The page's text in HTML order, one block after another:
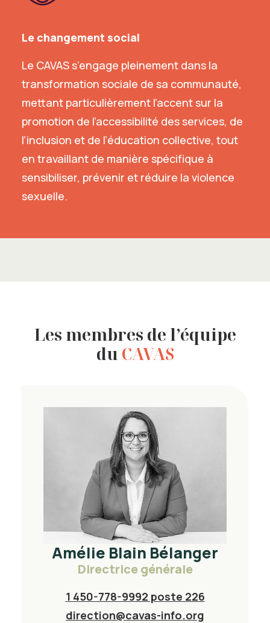
Le changement social
Le CAVAS s’engage pleinement dans la
transformation sociale de sa communauté,
mettant particulièrement l’accent sur la
promotion de l’accessibilité des services, de
l’inclusion et de l’éducation collective, tout
en travaillant de manière spécifique à
sensibiliser, prévenir et réduire la violence
sexuelle.
Les membres de l’équipe
du CAVAS
Amélie Blain Bélanger
Directrice générale
1 450-778-9992 poste 226
direction@cavas-info.org